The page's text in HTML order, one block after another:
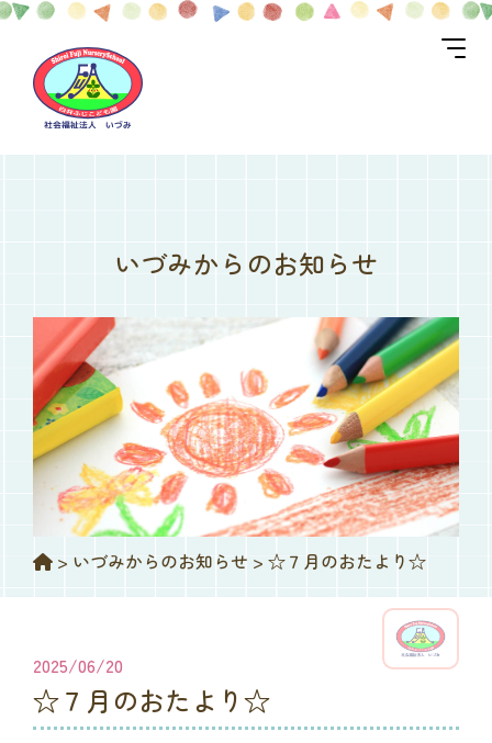
いづみからのお知らせ
> いづみからのお知らせ > ☆７月のおたより☆
2025/06/20
☆７月のおたより☆